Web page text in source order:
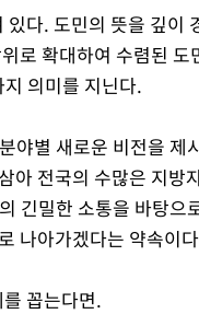
다. 도민의 뜻을 깊이
로 확대하여 수렴된
의미를 지닌다.
야별 새로운 비전을 제
아 전국의 수많은 지방
긴밀한 소통을 바탕으
나아가겠다는 약속이
꼽는다면.